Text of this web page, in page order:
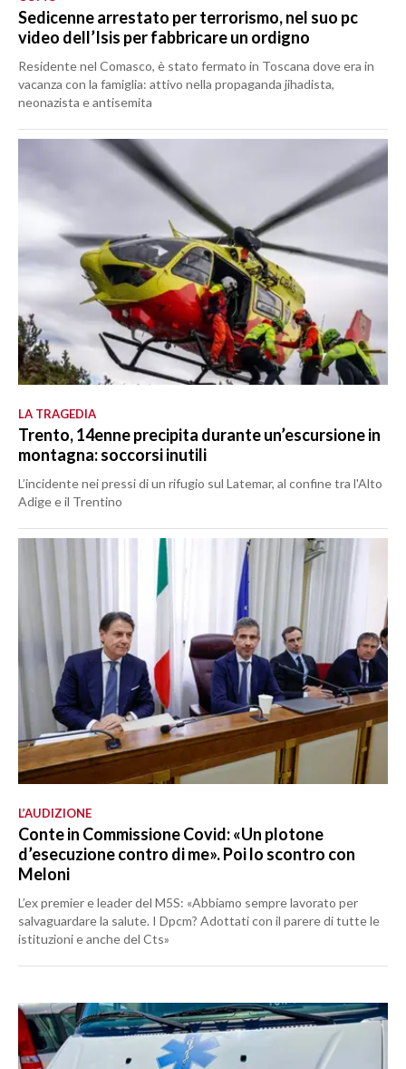
Sedicenne arrestato per terrorismo, nel suo pc
video dell’Isis per fabbricare un ordigno
Residente nel Comasco, è stato fermato in Toscana dove era in
vacanza con la famiglia: attivo nella propaganda jihadista,
neonazista e antisemita
LA TRAGEDIA
Trento, 14enne precipita durante un’escursione in
montagna: soccorsi inutili
L’incidente nei pressi di un rifugio sul Latemar, al confine tra l'Alto
Adige e il Trentino
L’AUDIZIONE
Conte in Commissione Covid: «Un plotone
d’esecuzione contro di me». Poi lo scontro con
Meloni
L’ex premier e leader del M5S: «Abbiamo sempre lavorato per
salvaguardare la salute. I Dpcm? Adottati con il parere di tutte le
istituzioni e anche del Cts»